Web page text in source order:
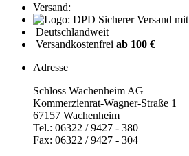
Versand:
Sicherer Versand mit
Deutschlandweit
Versandkostenfrei ab 100 €
Adresse
Schloss Wachenheim AG
Kommerzienrat-Wagner-Straße 1
67157 Wachenheim
Tel.: 06322 / 9427 - 380
Fax: 06322 / 9427 - 304